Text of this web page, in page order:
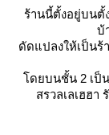
ร้านนี้ตั้งอยู่บนตั้
บ้
ดัดแปลงให้เป็นร้
ดยบนชั้น 2 เป็น
สรวลเลเฮฮ